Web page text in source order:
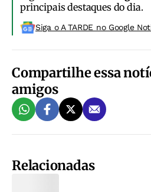
principais destaques do dia.
Siga o A TARDE no Google
Compartilhe essa
amigos
Relacionadas